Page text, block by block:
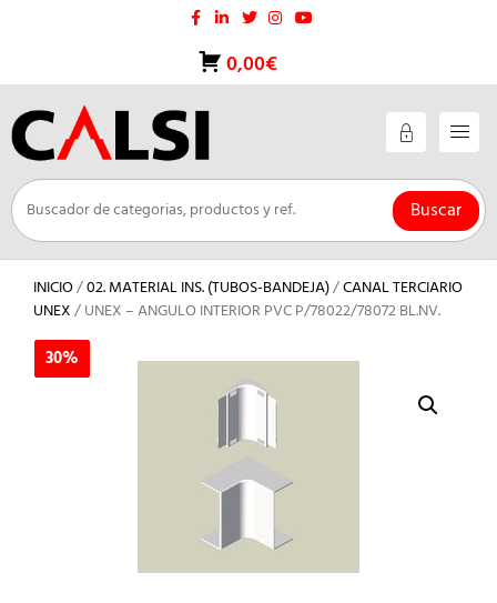
0,00€
Buscar
INICIO/02. MATERIAL INS. (TUBOS-BANDEJA)/CANAL TERCIARIO
UNEX/ UNEX – ANGULO INTERIOR PVC P/78022/78072 BL.NV.
30%
30%